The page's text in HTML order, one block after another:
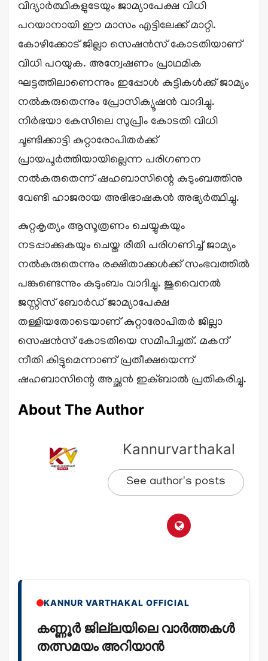
വിദ്യാര്‍ത്ഥികളുടേയും ജാമ്യാപേക്ഷ വിധി
പറയാനായി ഈ മാസം എട്ടിലേക്ക് മാറ്റി.
കോഴിക്കോട് ജില്ലാ സെഷന്‍സ് കോടതിയാണ്
വിധി പറയുക. അന്വേഷണം പ്രാഥമിക
ഘട്ടത്തിലാണെന്നും ഇപ്പോള്‍ കുട്ടികള്‍ക്ക് ജാമ്യം
നല്‍കരുതെന്നും പ്രോസിക്യൂഷന്‍ വാദിച്ചു.
നിര്‍ഭയാ കേസിലെ സുപ്രീം കോടതി വിധി
ചൂണ്ടിക്കാട്ടി കുറ്റാരോപിതര്‍ക്ക്
പ്രായപൂര്‍ത്തിയായില്ലെന്ന പരിഗണന
നല്‍കരുതെന്ന് ഷഹബാസിന്റെ കുടുംബത്തിനു
വേണ്ടി ഹാജരായ അഭിഭാഷകന്‍ അഭ്യര്‍ത്ഥിച്ചു.
കുറ്റകൃത്യം ആസൂത്രണം ചെയ്യുകയും
നടപ്പാക്കുകയും ചെയ്ത രീതി പരിഗണിച്ച് ജാമ്യം
നല്‍കരുതെന്നും രക്ഷിതാക്കള്‍ക്ക് സംഭവത്തില്‍
പങ്കുണ്ടെന്നും കുടുംബം വാദിച്ചു. ജുവൈനല്‍
ജസ്റ്റിസ് ബോര്‍ഡ് ജാമ്യാപേക്ഷ
തള്ളിയതോടെയാണ് കുറ്റാരോപിതര്‍ ജില്ലാ
സെഷന്‍സ് കോടതിയെ സമീപിച്ചത്. മകന്
നീതി കിട്ടുമെന്നാണ് പ്രതീക്ഷയെന്ന്
ഷഹബാസിന്റെ അച്ഛന്‍ ഇക്ബാല്‍ പ്രതികരിച്ചു.
About The Author
Kannurvarthakal
See author's posts
KANNUR VARTHAKAL OFFICIAL
കണ്ണൂർ ജില്ലയിലെ വാർത്തകൾ
തത്സമയം അറിയാൻ